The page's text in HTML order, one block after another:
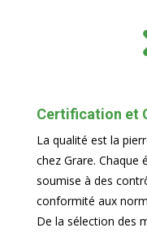
Certification et
La qualité est la
chez Grare. Chaque
soumise à des
conformité aux
De la sélection des